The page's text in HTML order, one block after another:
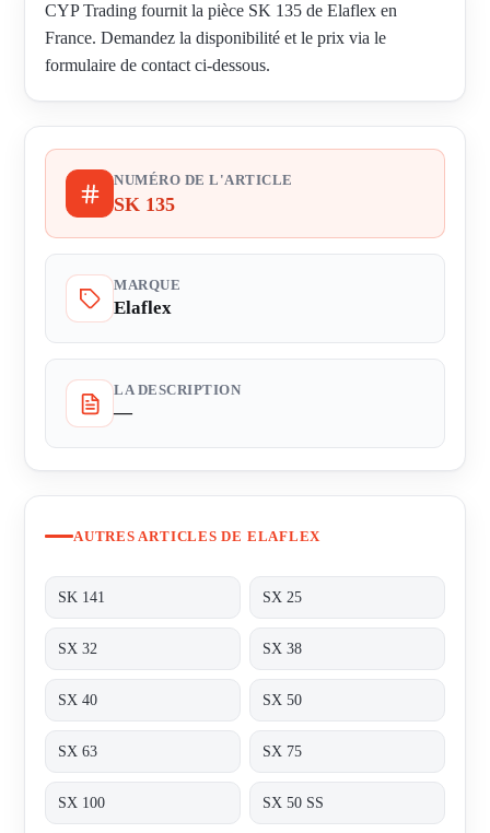
CYP Trading fournit la pièce SK 135 de Elaflex en
France. Demandez la disponibilité et le prix via le
formulaire de contact ci-dessous.
NUMÉRO DE L'ARTICLE
SK 135
MARQUE
Elaflex
LA DESCRIPTION
—
AUTRES ARTICLES DE ELAFLEX
SK 141 SX 25
SX 32 SX 38
SX 40 SX 50
SX 63 SX 75
SX 100 SX 50 SS